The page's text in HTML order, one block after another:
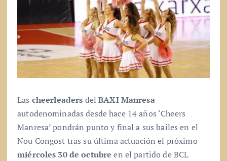
Las cheerleaders delBAXI Manresa
autodenominadas desde hace 14 años ‘Cheers
Manresa’ pondrán punto y final a sus bailes en el
Nou Congost tras su última actuación el próximo
miércoles 30 de octubre en el partido de BCL